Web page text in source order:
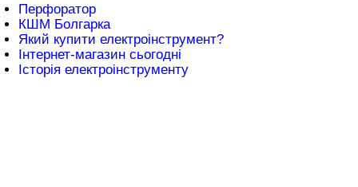
Перфоратор
КШМ Болгарка
Який купити електроінструмент?
Інтернет-магазин сьогодні
Історія електроінструменту